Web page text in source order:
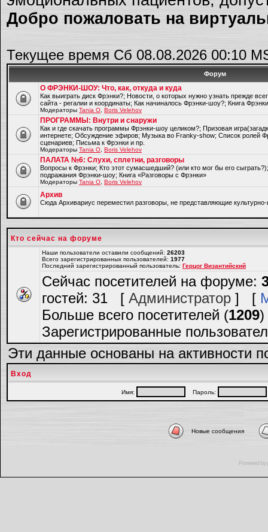
Добро пожаловать на
Текущее время Сб 08.08.2026 00:10
Форум
О ФРЭНКИ-ШОУ: Что, как, откуда и куда
Как выиграть диск Фрэнки?; Новости, о которых нужно узнать прежде
сайта - регалии и координаты; Как начиналось Фрэнки-шоу?; Книга
Модераторы Tania O Boris Velehov
ПРОГРАММЫ: Внутри и снаружи
Как и где скачать программы Фрэнки-шоу целиком?; Призовая
интернете; Обсуждение эфиров; Музыка во Franky-show; Список ролей
сценариев; Письма к Фрэнки и пр.
Модераторы Tania O Boris Velehov
ПАЛАТА №6: Слухи, сплетни, разговоры
Вопросы к Фрэнки; Кто этот сумасшедший? (или кто мог бы его
подражания Фрэнки-шоу; Книга «Разговоры с Фрэнки»
Модераторы Tania O Boris Velehov
Архив
Cюда Архивариус переместил разговоры, не представляющие культурно-
Кто сейчас на форуме
Наши пользователи оставили сообщений: 26203
Всего зарегистрированных пользователей: 1977
Последний зарегистрированный пользователь: Герцог Византийский
Сейчас посетителей на форуме:
гостей: 31 [ Администратор ] [
Больше всего посетителей (1209)
Зарегистрированные
Эти данные основаны на активности
Вход
Имя: Пароль:
Новые сообщения
Powered by